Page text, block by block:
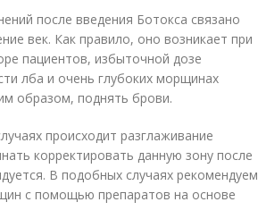
после введения Ботокса связано
век. Как правило, оно возникает при
пациентов, избыточной дозе
лба и очень глубоких морщинах
образом, поднять брови.
происходит разглаживание
корректировать данную зону после
В подобных случаях рекомендуем
с помощью препаратов на основе